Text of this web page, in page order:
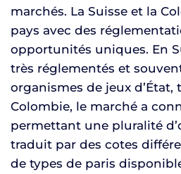
marchés. La Suisse et la
pays avec des
opportunités uniques. En
très réglementés et
organismes de jeux d’État,
Colombie, le marché a
permettant une pluralité
traduit par des cotes
de types de paris